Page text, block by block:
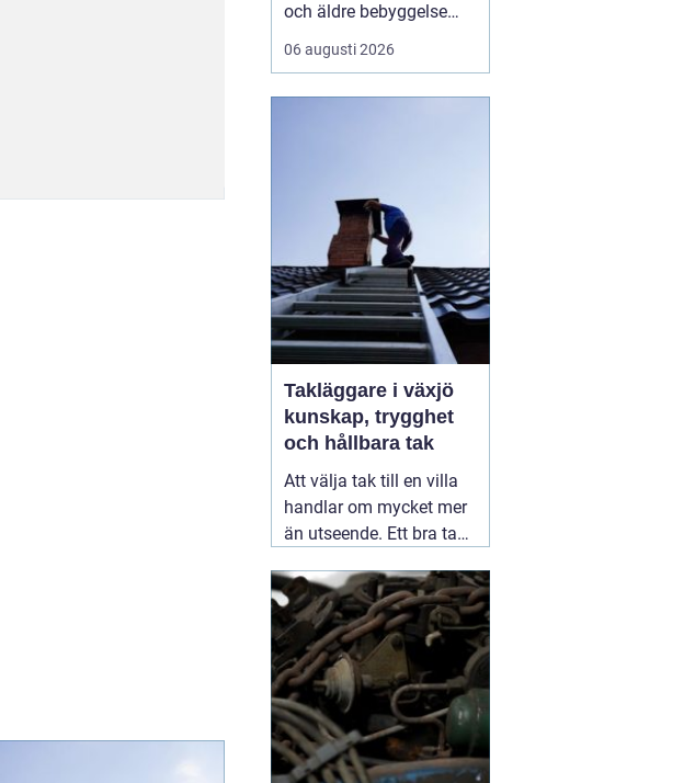
och äldre bebyggelse
ställer extra höga krav
på rörarbeten,
av återkommande
säsongsproblem, akuta
läckage och behov...
06 augusti 2026
Takläggare i växjö
kunskap, trygghet
och hållbara tak
Att välja tak till en villa
handlar om mycket mer
än utseende. Ett bra tak
snö, blåst och fukt, och
påverkar både
inomhusklimat och
ekonomi. I en stad med
skiftande väder som
Växjö blir valet av
material, utförande05
augusti 2026